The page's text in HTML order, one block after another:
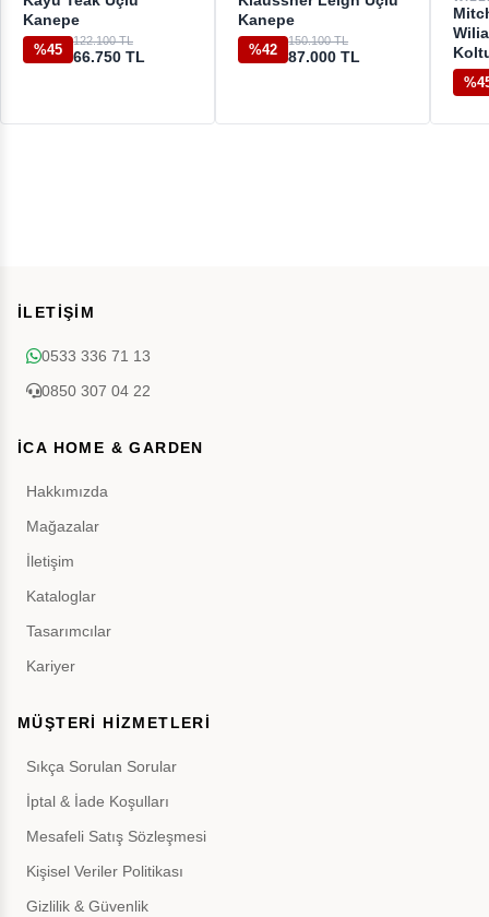
Kanepe
%45
122.100 TL
66.750 TL
Kanepe
%42
150.100 TL
87.000 TL
İLETİŞİM
0533 336 71 13
0850 307 04 22
İCA HOME & GARDEN
Hakkımızda
Mağazalar
İletişim
Kataloglar
Tasarımcılar
Kariyer
MÜŞTERİ HİZMETLERİ
Sıkça Sorulan Sorular
İptal & İade Koşulları
Mesafeli Satış Sözleşmesi
Kişisel Veriler Politikası
Gizlilik & Güvenlik